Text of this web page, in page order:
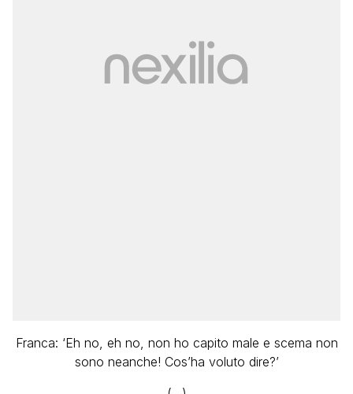
Franca: ‘Eh no, eh no, non ho capito male e scema non
sono neanche! Cos’ha voluto dire?’